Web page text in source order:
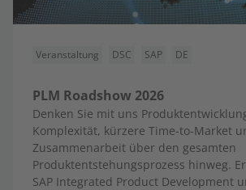
Veranstaltung DSC SAP DE
PLM Roadshow 2026
Denken Sie mit uns
Komplexität, kürzere Time-to-Market
Zusammenarbeit über den gesamten
Produktentstehungsprozess hinweg.
SAP Integrated Product Development